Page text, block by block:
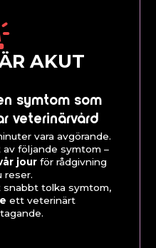
AKUT
symtom som
veterinärvård
vara avgörande.
följande symtom –
jourför rådgivning
reser.
snabbt tolka symtom,
ett veterinärt